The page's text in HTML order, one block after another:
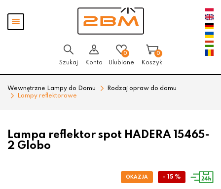
Pokaż
menu
Szukaj Konto
0
Ulubione
0
Koszyk
Wewnętrzne Lampy do Domu
Rodzaj opraw do domu
Lampy reflektorowe
Lampa reflektor spot HADERA 15465-
2 Globo
- 15 %